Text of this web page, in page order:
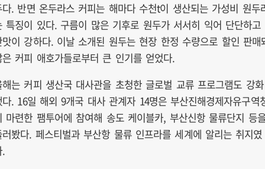
다. 반면 온두라스 커피는 해마다 수천t이 생산되는 가성비 원두
특징이 있다. 구름이 많은 기후로 원두가 서서히 익어 단단하고
맛이 강하다. 이날 소개된 원두는 현장 한정 수량으로 할인 판매
은 커피 애호가들로부터 큰 인기를 얻었다.
해는 커피 생산국 대사관을 초청한 글로벌 교류 프로그램도 강화
다. 16일 해외 9개국 대사 관계자 14명은 부산진해경제자유구역
마련한 팸투어에 참여해 송도 케이블카, 부산신항 물류단지 등
러봤다. 페스티벌과 부산항 물류 인프라를 세계에 알리는 취지였
.